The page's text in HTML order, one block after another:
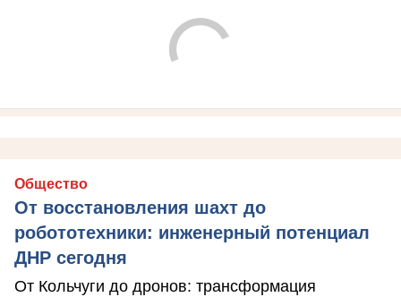
Общество
От восстановления шахт до
робототехники: инженерный потенциал
ДНР сегодня
От Кольчуги до дронов: трансформация